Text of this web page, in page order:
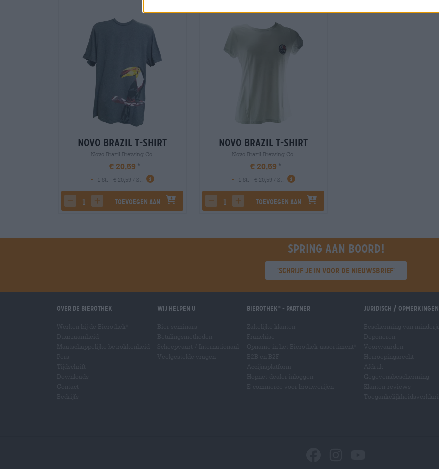
Novo Brazil T-Shirt
Novo Brazil Brewing Co.
€ 20,59
-
1 St. - € 20,59 / St.
decrease quantity
increase quantity
Toevoegen aan
Novo Brazil T-Shirt
Novo Brazil Brewing Co.
€ 20,59
-
1 St. - € 20,59 / St.
decrease quantity
increase quantity
Toevoegen aan
Spring aan boord!
'Schrijf je in voor de nieuwsbrief'
Over de Bierothek Wij helpen u Bierothek - Partner Juridisch / Opmerkingen